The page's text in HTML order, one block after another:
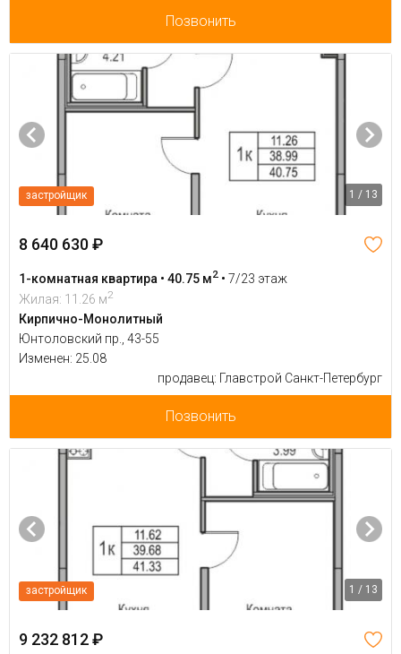
Позвонить
застройщик 1 / 13
8 640 630 ₽
1-комнатная квартира • 40.75 м2 • 7/23 этаж
Жилая: 11.26 м2
Кирпично-Монолитный
Юнтоловский пр., 43-55
Изменен: 25.08
продавец: Главстрой Санкт-Петербург
Позвонить
застройщик 1 / 13
9 232 812 ₽